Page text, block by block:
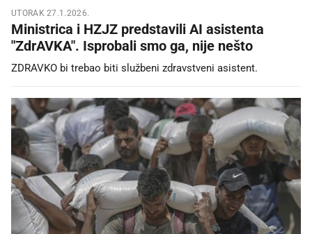
UTORAK 27.1.2026.
Ministrica i HZJZ predstavili AI asistenta
"ZdrAVKA". Isprobali smo ga, nije nešto
ZDRAVKO bi trebao biti službeni zdravstveni asistent.